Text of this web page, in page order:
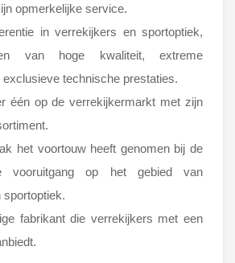
opmerkelijke service.
in verrekijkers en sportoptiek,
van hoge kwaliteit, extreme
exclusieve technische prestaties.
één op de verrekijkermarkt met zijn
het voortouw heeft genomen bij de
vooruitgang op het gebied van
fabrikant die verrekijkers met een